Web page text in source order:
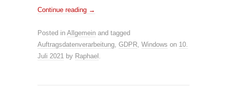
Continue reading →
Posted in Allgemein and tagged
Auftragsdatenverarbeitung, GDPR, Windows on 10.
Juli 2021 by Raphael .